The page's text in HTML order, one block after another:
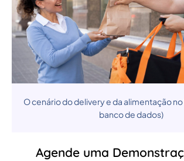
O cenário do delivery e da alimentação no
banco de dados)
Agende uma